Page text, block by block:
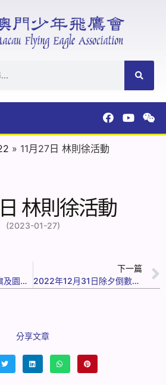
» 11月27日 林則徐活動
林則徐活動
(2023-01-27)
10月6至7日 明愛賣旗及園遊會
下一篇
2022年12月31日除夕倒數活動及2023年1月1日音樂會
分享文章